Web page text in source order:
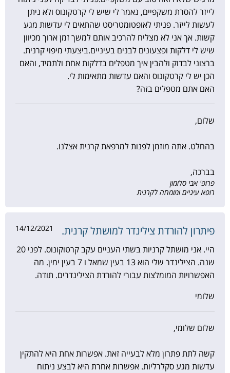
לייזר להסרת משקפיים, נאמר לי שיש לי קרטקונוס ולא ניתן
לעשות לייזר. פניתי לאופטומטריסט שהתאים לי עדשות מגע
קשות. אך אני לא מצליח להרכיב אותם למשך זמן ארוך מכיוון
שיש לי דלקות ופצעונים לבנים בעיניים.ביצעתי מיפוי קרנית.
ברצוני לבדוק ולהבין איך מטפלים בדלקות אחת ולתמיד, והאם
הכן יש לי קרטקונוס והאם עדשות מתאימות לי.
האם אתם מטפלים בזה?
שלום,
בהחלט. אתה מוזמן לפנות למרפאת קרנית אצלנו.
בברכה,
פרופ' אבי סלומון
רופא עיניים ומומחה לקרנית
פיתרון להורדת צילינדר למושתל קרנית. 14/12/2021
היי. אני מושתל קרניות בשתי העניים עקב קרטוקונוס. לפני 20
שנה. הצילינדר שלי הוא 13 בעין שמאל ו 7 בעין ימין. מה
האפשרויות המומלצות עבורי להורדת הצילינדרים. תודה.
שלומי
שלום שלומי,
קשה לתת פתרון מלא לבעייה זאת. אפשרות אחת היא להתקין
עדשות מגע סקלרליות. אפשרות אחרת היא לבצע ניתוח